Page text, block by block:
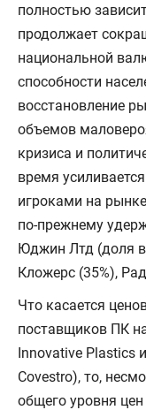
полностью
продолжает
национальной
способности
восстановление
объемов
кризиса и
время
игроками на
по-прежнему
Юджин Лтд (доля в
Кложерс (35%),
Что касается
поставщиков ПК
Innovative Plastics
Covestro), то,
общего уровня